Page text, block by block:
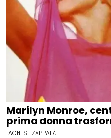
Marilyn Monroe,
prima donna
AGNESE ZAPPALÀ